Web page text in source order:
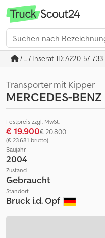
/ ... / Inserat-ID: A220-57-733
Transporter mit Kipper
MERCEDES-BENZ
Festpreis zzgl. MwSt.
€ 19.900€ 20.800
(€ 23.681 brutto)
Baujahr
2004
Zustand
Gebraucht
Standort
Bruck i.d. Opf